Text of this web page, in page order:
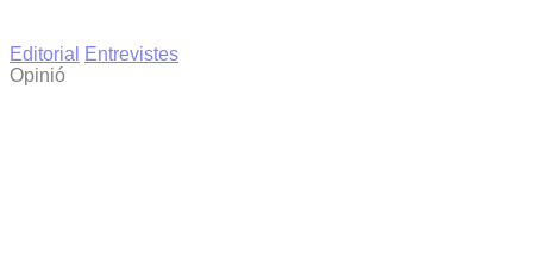
Editorial
Entrevistes
Opinió